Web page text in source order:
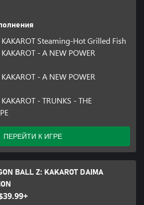
KAKAROT Steaming-Hot Grilled Fish
- A NEW POWER
- A NEW POWER
- TRUNKS - THE
ПЕРЕЙТИ К ИГРЕ
BALL Z: KAKAROT DAIMA